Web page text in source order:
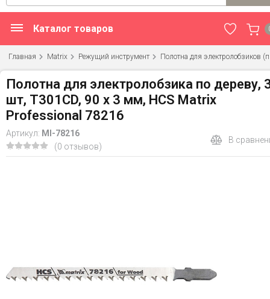
Каталог товаров
Главная Matrix Режущий инструмент Полотна для электролобзиков
Полотна для электролобзика по дереву,
шт, T301CD, 90 x 3 мм, HCS Matrix
Professional 78216
Артикул: MI-78216
(0 отзывов)
В